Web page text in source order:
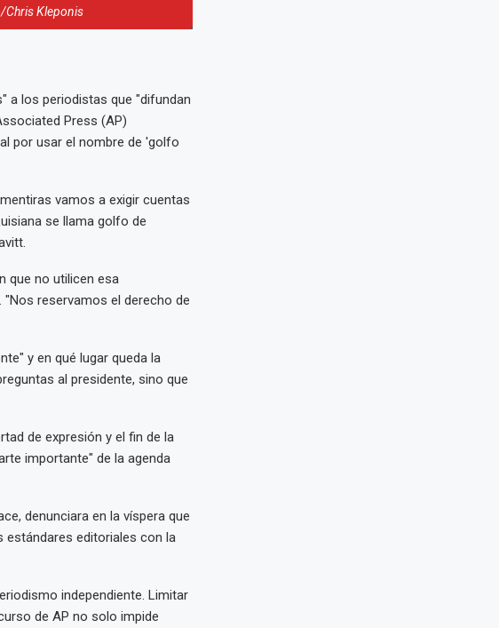
Chris Kleponis
a los periodistas que "difundan
Press (AP)
por usar el nombre de 'golfo
vamos a exigir cuentas
se llama golfo de
que no utilicen esa
reservamos el derecho de
y en qué lugar queda la
al presidente, sino que
de expresión y el fin de la
importante" de la agenda
denunciara en la víspera que
estándares editoriales con la
independiente. Limitar
de AP no solo impide